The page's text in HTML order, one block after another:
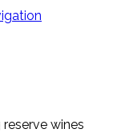
wines